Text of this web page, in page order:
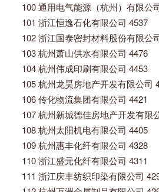
100 通用电气能源（杭州）有限公
101 浙江恒逸石化有限公司 4537
102 浙江国泰密封材料股份有限公
103 杭州萧山供水有限公司 4476
104 杭州伟成印刷有限公司 4453
105 杭州龙昊房地产开发有限公司
106 传化物流集团有限公司 4421
107 杭州新城德佳房地产开发有限
108 杭州太阳机电有限公司 4405
109 杭州惠丰化纤有限公司 4328
110 浙江盛元化纤有限公司 4311
111 浙江庆丰纺织印染有限公司